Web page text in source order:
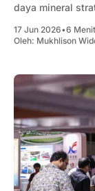
daya mineral
17 Jun 2026•6 Menit
Oleh: Mukhlison